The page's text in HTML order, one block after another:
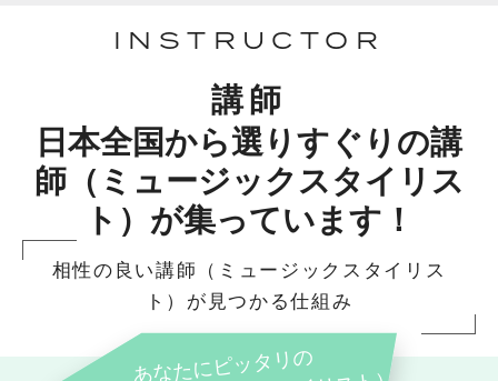
INSTRUCTOR
講師
日本全国から選りすぐりの講
師（ミュージックスタイリス
ト）が集っています！
相性の良い講師（ミュージックスタイリス
ト）が見つかる仕組み